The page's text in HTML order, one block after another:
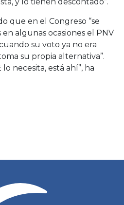
y lo tienen descontado”.
que en el Congreso “se
algunas ocasiones el PNV
su voto ya no era
su propia alternativa”.
necesita, está ahí”, ha